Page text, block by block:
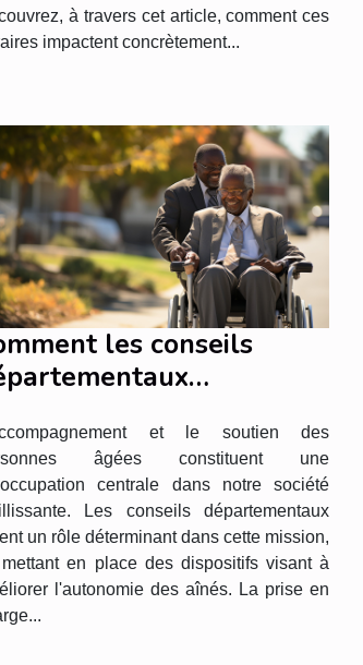
à travers cet article, comment ces
impactent concrètement...
les conseils
de
des personnes
et le soutien des
âgées constituent une
centrale dans notre société
Les conseils départementaux
un rôle déterminant dans cette mission,
en place des dispositifs visant à
l'autonomie des aînés. La prise en